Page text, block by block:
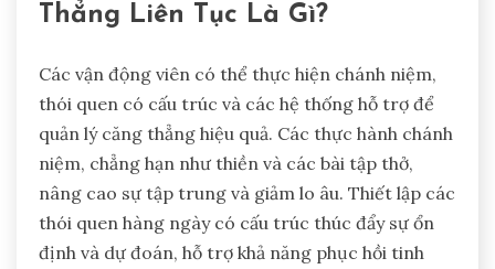
Thẳng Liên Tục Là Gì?
Các vận động viên có thể thực hiện chánh niệm,
thói quen có cấu trúc và các hệ thống hỗ trợ để
quản lý căng thẳng hiệu quả. Các thực hành chánh
niệm, chẳng hạn như thiền và các bài tập thở,
nâng cao sự tập trung và giảm lo âu. Thiết lập các
thói quen hàng ngày có cấu trúc thúc đẩy sự ổn
định và dự đoán, hỗ trợ khả năng phục hồi tinh